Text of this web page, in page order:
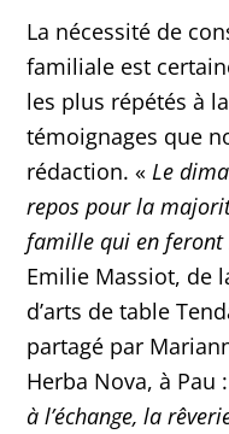
La nécessité de
familiale est
les plus répétés à
témoignages que
rédaction. «Le
repos pour la
famille qui en feront
Emilie Massiot, de
d’arts de table
partagé par
Herba Nova, à Pau
à l’échange, la